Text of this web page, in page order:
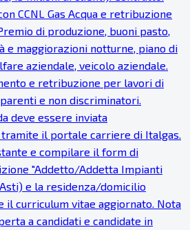
CCNL Gas Acqua e retribuzione
di produzione, buoni pasto,
e maggiorazioni notturne, piano di
aziendale, veicolo aziendale.
e retribuzione per lavori di
e non discriminatori.
deve essere inviata
il portale carriere di Italgas.
e compilare il form di
"Addetto/Addetta Impianti
e la residenza/domicilio
il curriculum vitae aggiornato. Nota
a candidati e candidate in